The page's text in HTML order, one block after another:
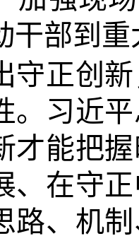
干部到
正创新
。习近
才能把
、在守
路、机